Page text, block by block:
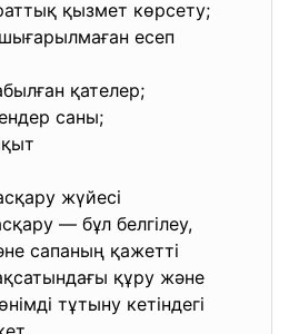
қызмет көрсету;
есеп
қателер;
саны;
жүйесі
— бұл белгілеу,
сапаның қажетті
құру және
тұтыну кетіндегі